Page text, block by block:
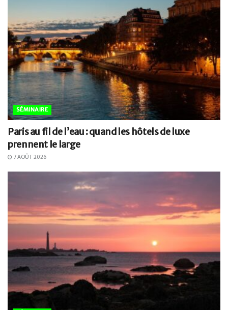
SÉMINAIRE
Paris au fil de l’eau : quand les hôtels de luxe
prennent le large
7 AOÛT 2026